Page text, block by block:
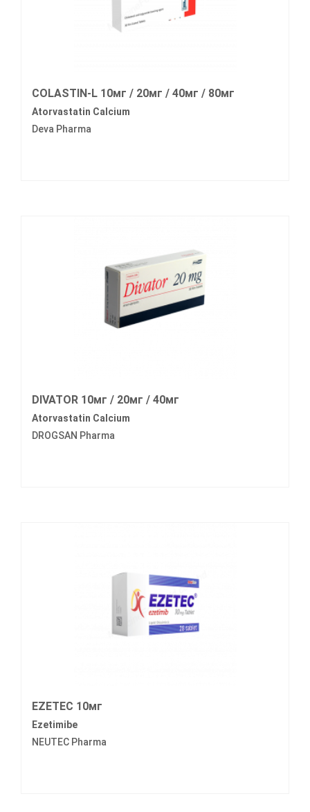
COLASTIN-L 10мг / 20мг / 40мг / 80мг
Atorvastatin Calcium
Deva Pharma
DIVATOR 10мг / 20мг / 40мг
Atorvastatin Calcium
DROGSAN Pharma
EZETEC 10мг
Ezetimibe
NEUTEC Pharma